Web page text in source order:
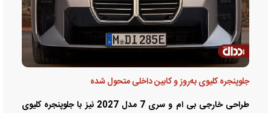
جلوپنجره کلیوی به‌روز و کابین داخلی متحول شده
طراحی خارجی بی ام و سری 7 مدل 2027 نیز با جلوپنجره کلیوی